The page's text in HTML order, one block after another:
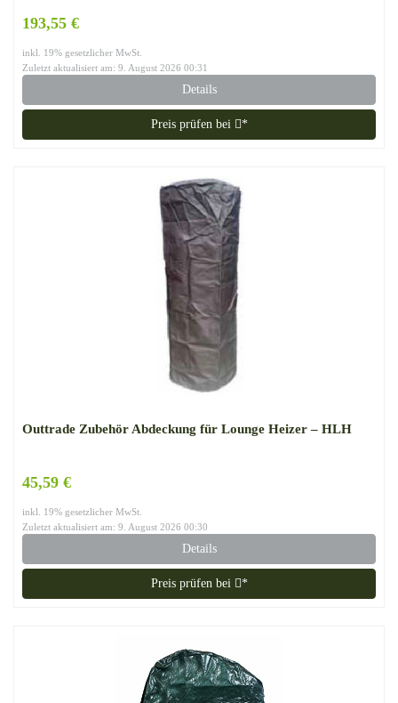
193,55 €
inkl. 19% gesetzlicher MwSt.
Zuletzt aktualisiert am: 9. August 2026 00:31
Details
Preis prüfen bei *
Outtrade Zubehör Abdeckung für Lounge Heizer – HLH
45,59 €
inkl. 19% gesetzlicher MwSt.
Zuletzt aktualisiert am: 9. August 2026 00:30
Details
Preis prüfen bei *